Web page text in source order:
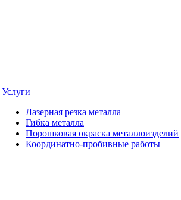
Услуги
Лазерная резка металла
Гибка металла
Порошковая окраска металлоизделий
Координатно-пробивные работы